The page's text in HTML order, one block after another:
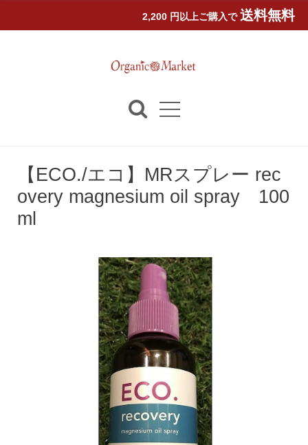
2,200 円以上ご購入で 送料無料
【ECO./エコ】MRスプレー rec
overy magnesium oil spray 100
ml